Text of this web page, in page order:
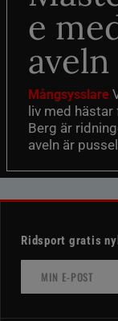
e
aveln
Mångsysslare
liv med hästar
Berg är
aveln är
Ridsport gratis